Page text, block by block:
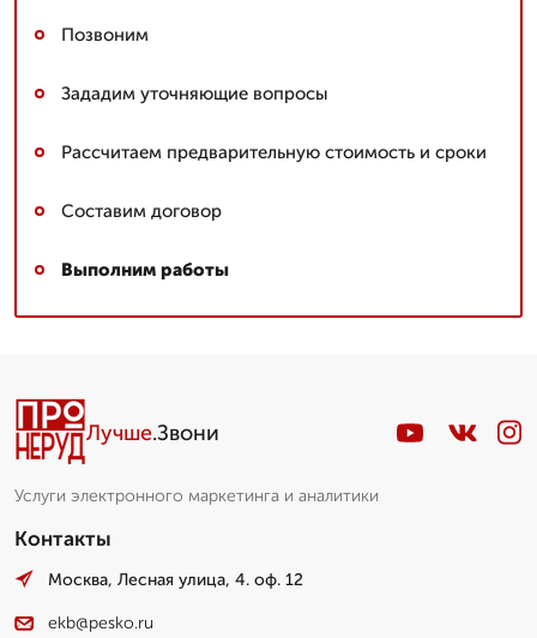
Позвоним
Зададим уточняющие вопросы
Рассчитаем предварительную стоимость и сроки
Составим договор
Выполним работы
Лучше.Звони
Услуги электронного маркетинга и аналитики
Контакты
Москва, Лесная улица, 4. оф. 12
ekb@pesko.ru